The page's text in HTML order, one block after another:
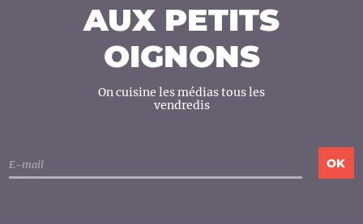
AUX PETITS
OIGNONS
On cuisine les médias tous les
vendredis